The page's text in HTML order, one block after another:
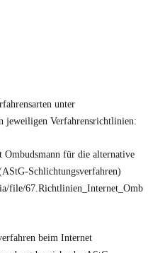
unter
jeweiligen Verfahrensrichtlinien:
Ombudsmann für die alternative
Schlichtungsverfahren)
file/67.Richtlinien_Internet_Omb
beim Internet